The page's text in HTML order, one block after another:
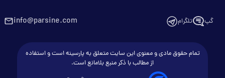
گپ تلگرام info@parsine.com
تمام حقوق مادی و معنوی این سایت متعلق به پارسینه است و استفاده
از مطالب با ذکر منبع بلامانع است.